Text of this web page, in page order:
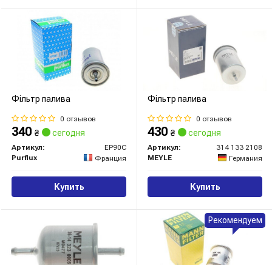
Фільтр палива
0 отзывов
340 ₴ сегодня
Артикул:
EP90C
Purflux
Франция
Купить
Фільтр палива
0 отзывов
430 ₴ сегодня
Артикул:
314 133 2108
MEYLE
Германия
Купить
Рекомендуем